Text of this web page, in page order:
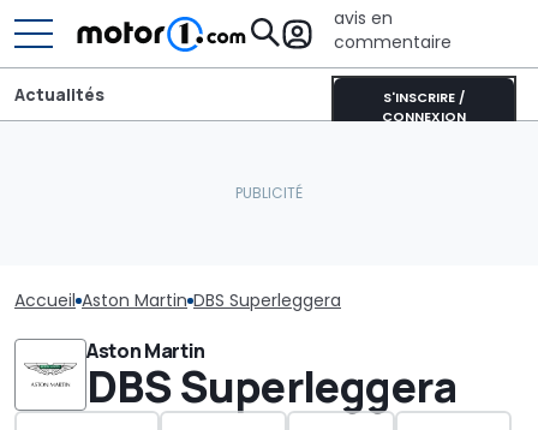
avis en
commentaire
S'INSCRIRE /
CONNEXION
Actualités
Accueil Aston Martin DBS Superleggera
Aston Martin
DBS Superleggera